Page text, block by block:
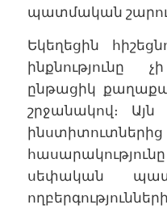
պատմական
Եկեղեցին
ինքնությունը
ընթացիկ
շրջանակով։
ինստիտուտներից
սեփական